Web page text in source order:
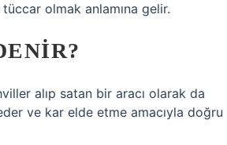
olmak anlamına gelir.
alıp satan bir aracı olarak da
ve kar elde etme amacıyla doğru